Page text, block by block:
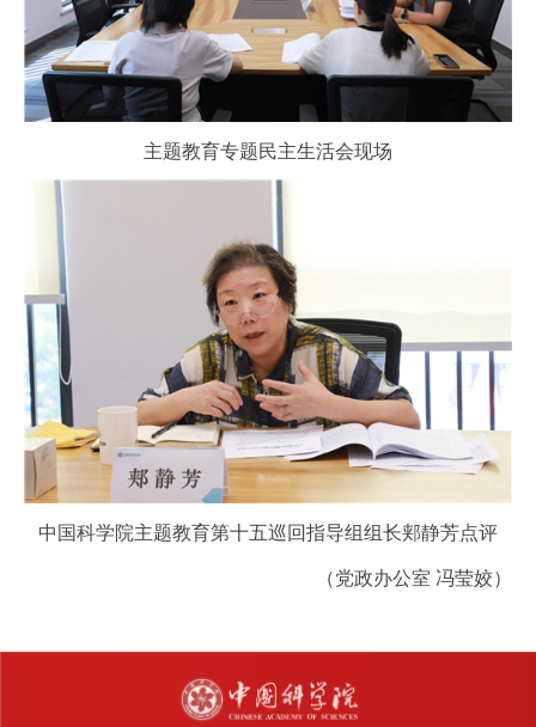
主题教育专题民主生活会现场
中国科学院主题教育第十五巡回指导组组长郏静芳点评
（党政办公室 冯莹姣）